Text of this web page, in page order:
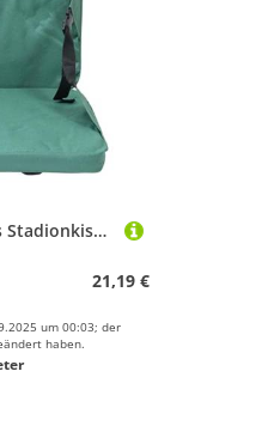
Aymzbd Tragbares Stadionkissen, Dickes Kissen, Matte, Mehrzweckstuhl Aus Oxford Stoff, Gepolsterter Sitz für Picknick, Rasen Und Wandern, GrÜn
21,19 €
um 00:03; der
haben.